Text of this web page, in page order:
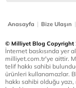
Anasayfa | Bize Ulaşın |
© Milliyet Blog Copyright
İnternet baskısında yer
milliyet.com.tr'ye aittir.
telif hakkı sahibi
ürünleri kullanamazlar.
hakkı sahibi olduğu